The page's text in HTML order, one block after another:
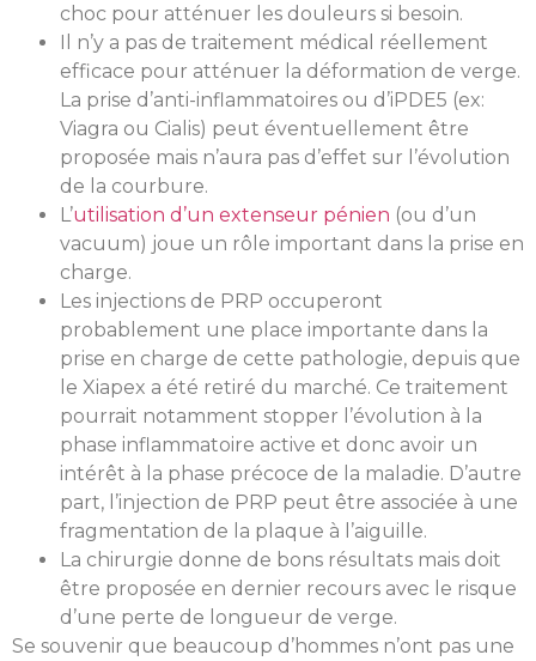
choc pour atténuer les douleurs si besoin.
Il n’y a pas de traitement médical réellement
efficace pour atténuer la déformation de verge.
La prise d’anti-inflammatoires ou d’iPDE5 (ex:
Viagra ou Cialis) peut éventuellement être
proposée mais n’aura pas d’effet sur l’évolution
de la courbure.
L’utilisation d’un extenseur pénien (ou d’un
vacuum) joue un rôle important dans la prise en
charge.
Les injections de PRP occuperont
probablement une place importante dans la
prise en charge de cette pathologie, depuis que
le Xiapex a été retiré du marché. Ce traitement
pourrait notamment stopper l’évolution à la
phase inflammatoire active et donc avoir un
intérêt à la phase précoce de la maladie. D’autre
part, l’injection de PRP peut être associée à une
fragmentation de la plaque à l’aiguille.
La chirurgie donne de bons résultats mais doit
être proposée en dernier recours avec le risque
d’une perte de longueur de verge.
Se souvenir que beaucoup d’hommes n’ont pas une